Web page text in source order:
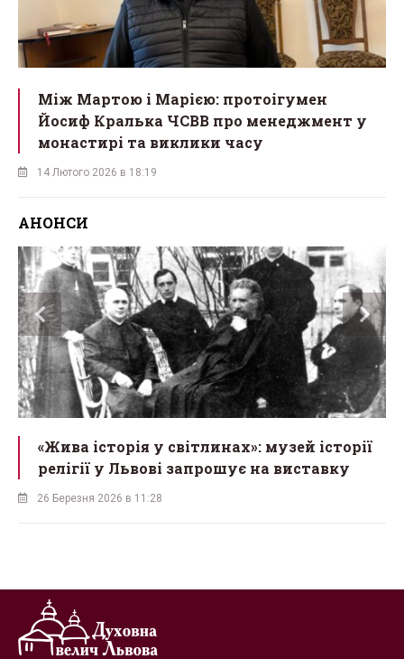
Між Мартою і Марією: протоігумен
Йосиф Кралька ЧСВВ про менеджмент у
монастирі та виклики часу
14 Лютого 2026 в 18:19
АНОНСИ
«Жива історія у світлинах»: музей історії
релігії у Львові запрошує на виставку
26 Березня 2026 в 11:28